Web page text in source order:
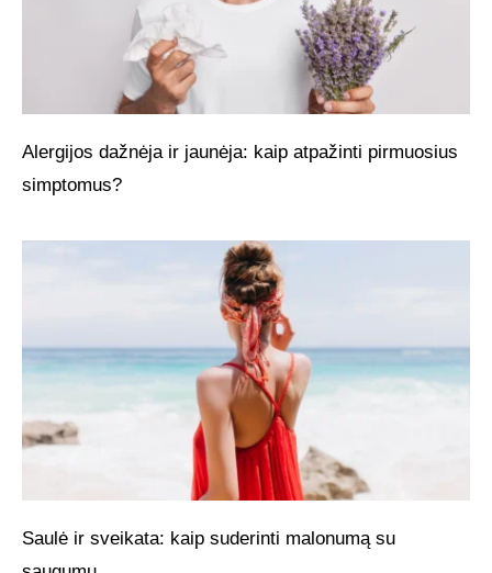
Alergijos dažnėja ir jaunėja: kaip atpažinti pirmuosius
simptomus?
Saulė ir sveikata: kaip suderinti malonumą su